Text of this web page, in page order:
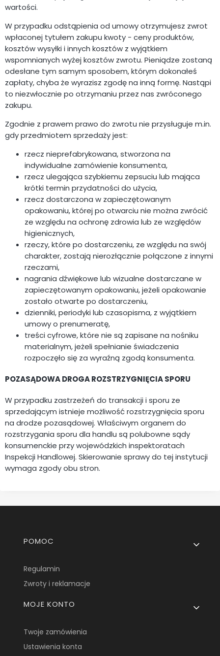
wartości.
W przypadku odstąpienia od umowy otrzymujesz zwrot
wpłaconej tytułem zakupu kwoty - ceny produktów,
kosztów wysyłki i innych kosztów z wyjątkiem
wspomnianych wyżej kosztów zwrotu. Pieniądze zostaną
odesłane tym samym sposobem, którym dokonałeś
zapłaty, chyba że wyrazisz zgodę na inną formę. Nastąpi
to niezwłocznie po otrzymaniu przez nas zwróconego
zakupu.
Zgodnie z prawem prawo do zwrotu nie przysługuje m.in.
gdy przedmiotem sprzedaży jest:
rzecz nieprefabrykowana, stworzona na
indywidualne zamówienie konsumenta,
rzecz ulegająca szybkiemu zepsuciu lub mająca
krótki termin przydatności do użycia,
rzecz dostarczona w zapieczętowanym
opakowaniu, której po otwarciu nie można zwrócić
ze względu na ochronę zdrowia lub ze względów
higienicznych,
rzeczy, które po dostarczeniu, ze względu na swój
charakter, zostają nierozłącznie połączone z innymi
rzeczami,
nagrania dźwiękowe lub wizualne dostarczane w
zapieczętowanym opakowaniu, jeżeli opakowanie
zostało otwarte po dostarczeniu,
dzienniki, periodyki lub czasopisma, z wyjątkiem
umowy o prenumeratę,
treści cyfrowe, które nie są zapisane na nośniku
materialnym, jeżeli spełnianie świadczenia
rozpoczęło się za wyraźną zgodą konsumenta.
POZASĄDOWA DROGA ROZSTRZYGNIĘCIA SPORU
W przypadku zastrzeżeń do transakcji i sporu ze
sprzedającym istnieje możliwość rozstrzygnięcia sporu
na drodze pozasądowej. Właściwym organem do
rozstrzygania sporu dla handlu są polubowne sądy
konsumenckie przy wojewódzkich inspektoratach
Inspekcji Handlowej. Skierowanie sprawy do tej instytucji
wymaga zgody obu stron.
Linki w stopce
POMOC
Regulamin
Zwroty i reklamacje
MOJE KONTO
Twoje zamówienia
Ustawienia konta